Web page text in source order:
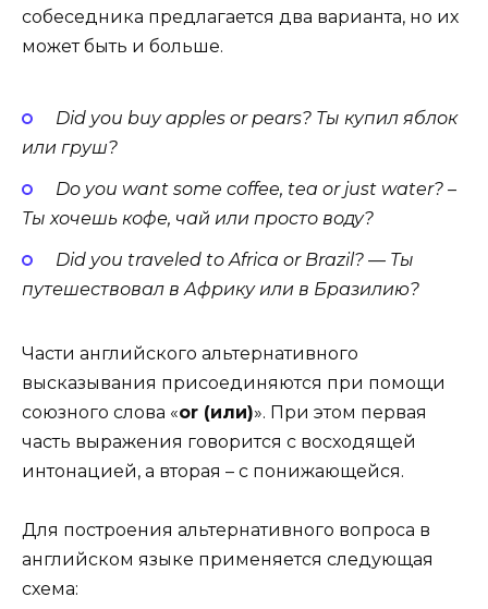
собеседника предлагается два варианта, но их
может быть и больше.
Did you buy apples or pears? Ты купил яблок
или груш?
Do you want some cof­fee, tea or just water? –
Ты хочешь кофе, чай или просто воду?
Did you trav­eled to Africa or Brazil? — Ты
путешествовал в Африку или в Бразилию?
Части английского альтернативного
высказывания присоединяются при помощи
союзного слова «or (или)». При этом первая
часть выражения говорится с восходящей
интонацией, а вторая – с понижающейся.
Для построения альтернативного вопроса в
английском языке применяется следующая
схема: